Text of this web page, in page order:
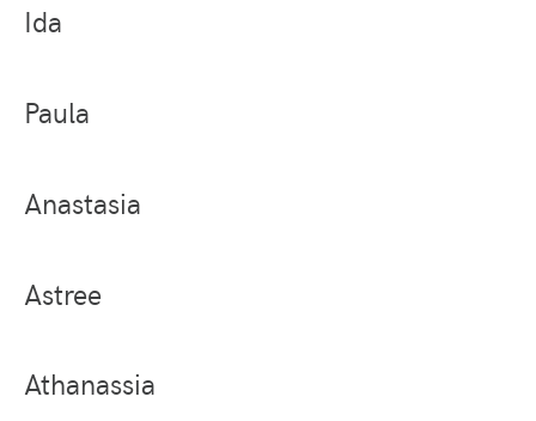
Ida
Paula
Anastasia
Astree
Athanassia